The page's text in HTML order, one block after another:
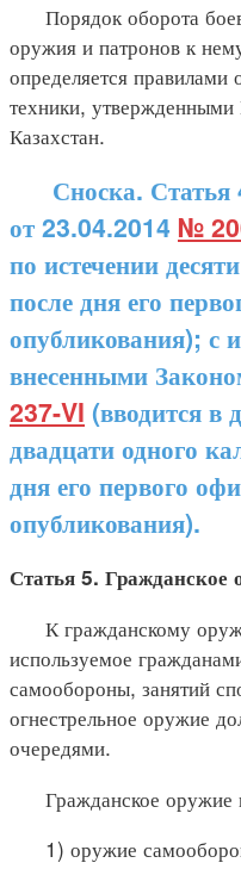
Порядок оборота
оружия и патронов к
определяется
техники, утвержденными
Казахстан.
Сноска. Статья
от 23.04.2014 №
по истечении
после дня его
опубликования); с
внесенными
237-VI (вводится в
двадцати одного
дня его первого
опубликования).
Статья 5. Гражданское
К гражданскому
используемое
самообороны, занятий
огнестрельное оружие
очередями.
Гражданское оружие
1) оружие